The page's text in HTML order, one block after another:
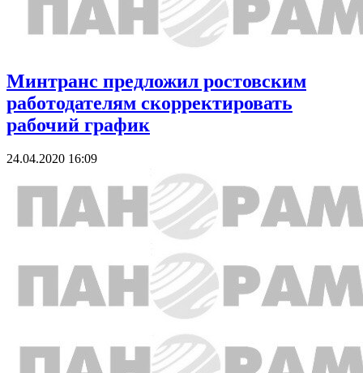
Минтранс предложил ростовским
работодателям скорректировать
рабочий график
24.04.2020 16:09